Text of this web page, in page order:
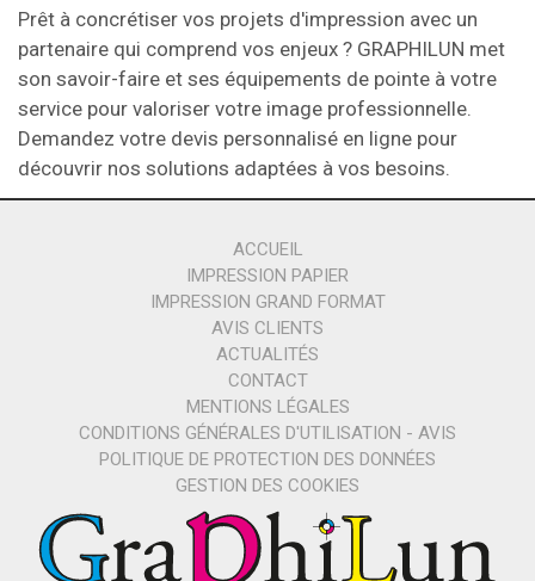
Prêt à concrétiser vos projets d'impression avec un
partenaire qui comprend vos enjeux ? GRAPHILUN met
son savoir-faire et ses équipements de pointe à votre
service pour valoriser votre image professionnelle.
Demandez votre devis personnalisé en ligne pour
découvrir nos solutions adaptées à vos besoins.
ACCUEIL
IMPRESSION PAPIER
IMPRESSION GRAND FORMAT
AVIS CLIENTS
ACTUALITÉS
CONTACT
MENTIONS LÉGALES
CONDITIONS GÉNÉRALES D'UTILISATION - AVIS
POLITIQUE DE PROTECTION DES DONNÉES
GESTION DES COOKIES